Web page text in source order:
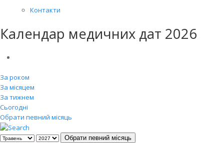
Контакти
Календар медичних дат 2026
За роком
За місяцем
За тижнем
Сьогодні
Обрати певний місяць
Обрати певний місяць